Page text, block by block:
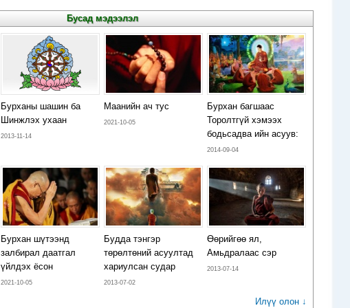
Бусад мэдээлэл
Бурханы шашин ба
Шинжлэх ухаан
2013-11-14
Маанийн ач тус
2021-10-05
Бурхан багшаас
Торолтгүй хэмээх
бодьсадва ийн асуув:
2014-09-04
Бурхан шүтээнд
залбирал даатгал
үйлдэх ёсон
2021-10-05
Будда тэнгэр
төрөлтөний асуултад
хариулсан судар
2013-07-02
Өөрийгөө ял,
Амьдралаас сэр
2013-07-14
Илүү олон ↓